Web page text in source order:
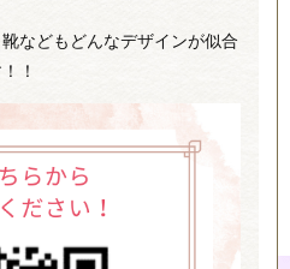
などもどんなデザインが似合
！